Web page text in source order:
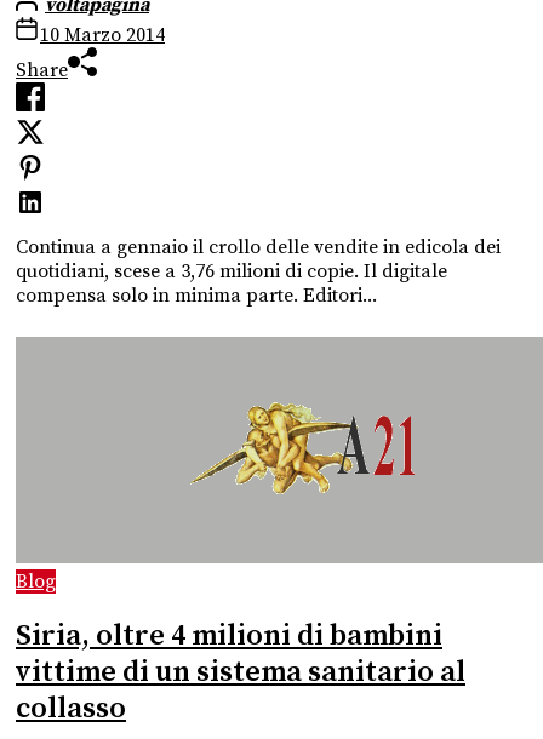
10 Marzo 2014
Share
Continua a gennaio il crollo delle vendite in edicola dei
quotidiani, scese a 3,76 milioni di copie. Il digitale
compensa solo in minima parte. Editori...
Blog
Siria, oltre 4 milioni di bambini
vittime di un sistema sanitario al
collasso